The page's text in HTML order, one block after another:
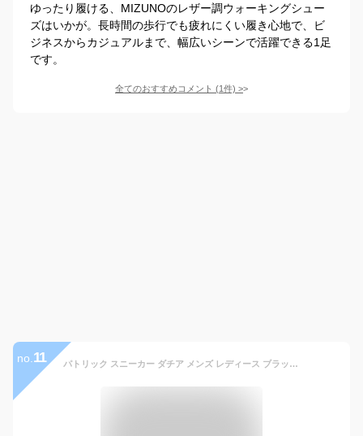
ゆったり履ける、MIZUNOのレザー調ウォーキングシュー
ズはいかが。長時間の歩行でも疲れにくい履き心地で、ビ
ジネスからカジュアルまで、幅広いシーンで活躍できる1足
です。
全てのおすすめコメント (1件) >
no. 11 パトリック スニーカー ダチア メンズ レディース ブラック 黒 ドレスシューズ レザースニーカー 合皮 撥水 PATRICK DATIA BLK 29571 定番モデル 初回のみサイズ交換片道送料無料 靴紐通し済 靴 ★